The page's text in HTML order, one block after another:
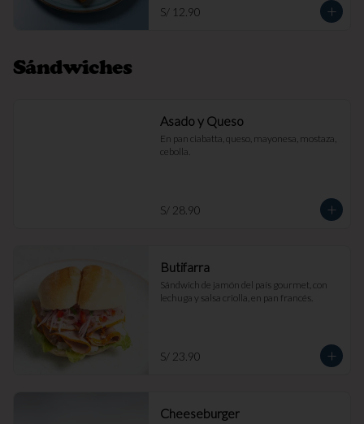
S/ 12.90
Sándwiches
Asado y Queso
En pan ciabatta, queso, mayonesa, mostaza,
cebolla.
S/ 28.90
Butifarra
Sándwich de jamón del país gourmet, con
lechuga y salsa criolla, en pan francés.
S/ 23.90
Cheeseburger